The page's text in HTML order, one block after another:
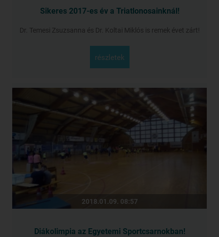
Sikeres 2017-es év a Triatlonosainknál!
Dr. Temesi Zsuzsanna és Dr. Koltai Miklós is remek évet zárt!
részletek
2018.01.09. 08:57
Diákolimpia az Egyetemi Sportcsarnokban!